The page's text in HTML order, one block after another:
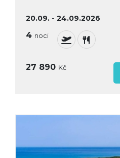
20.09. - 24.09.2026
4 noci
27 890 Kč